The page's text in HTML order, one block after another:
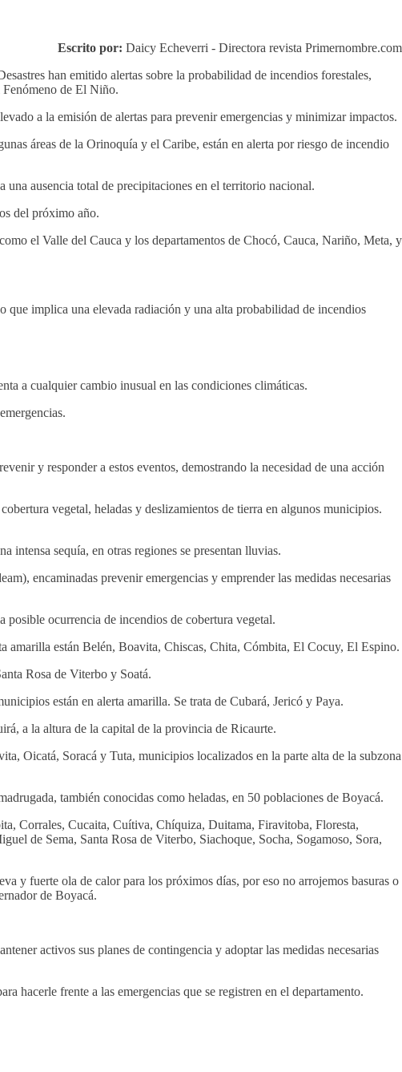
Escrito por: Daicy Echeverri - Directora revista Primernombre.com
han emitido alertas sobre la probabilidad de incendios forestales,
Fenómeno de El Niño.
a la emisión de alertas para prevenir emergencias y minimizar impactos.
áreas de la Orinoquía y el Caribe, están en alerta por riesgo de incendio
ausencia total de precipitaciones en el territorio nacional.
del próximo año​​.
el Valle del Cauca y los departamentos de Chocó, Cauca, Nariño, Meta, y
que implica una elevada radiación y una alta probabilidad de incendios
a cualquier cambio inusual en las condiciones climáticas​​.
y responder a estos eventos, demostrando la necesidad de una acción
vegetal, heladas y deslizamientos de tierra en algunos municipios.
intensa sequía, en otras regiones se presentan lluvias.
encaminadas prevenir emergencias y emprender las medidas necesarias
posible ocurrencia de incendios de cobertura vegetal.
amarilla están Belén, Boavita, Chiscas, Chita, Cómbita, El Cocuy, El Espino.
Rosa de Viterbo y Soatá.
están en alerta amarilla. Se trata de Cubará, Jericó y Paya.
a la altura de la capital de la provincia de Ricaurte.
Oicatá, Soracá y Tuta, municipios localizados en la parte alta de la subzona
también conocidas como heladas, en 50 poblaciones de Boyacá.
Corrales, Cucaita, Cuítiva, Chíquiza, Duitama, Firavitoba, Floresta,
de Sema, Santa Rosa de Viterbo, Siachoque, Socha, Sogamoso, Sora,
y fuerte ola de calor para los próximos días, por eso no arrojemos basuras o
de Boyacá.
activos sus planes de contingencia y adoptar las medidas necesarias
hacerle frente a las emergencias que se registren en el departamento.